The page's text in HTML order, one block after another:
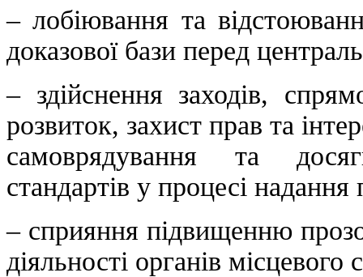
– лобіювання та
доказової бази перед
– здійснення заходів,
розвиток, захист прав та
самоврядування та
стандартів у процесі
– сприяння підвищенню
діяльності органів